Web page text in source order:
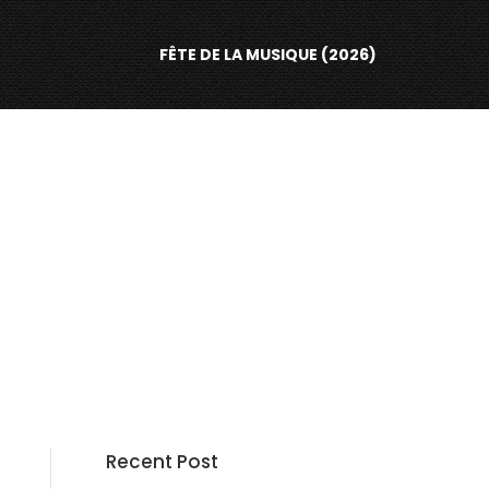
FÊTE DE LA MUSIQUE (2026)
Recent Post